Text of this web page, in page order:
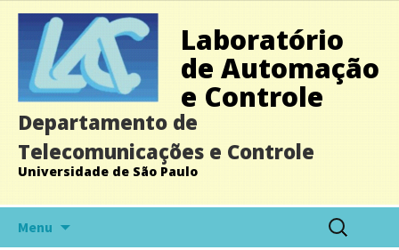
Laboratório
de Automação
e Controle
Departamento de
Telecomunicações e Controle
Universidade de São Paulo
Menu